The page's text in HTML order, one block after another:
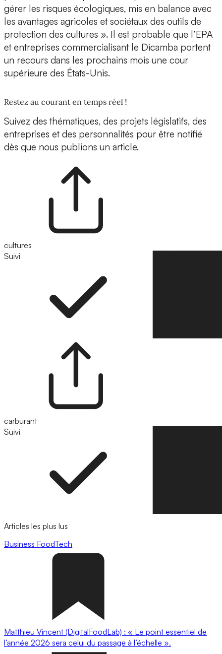
gérer les risques écologiques, mis en balance avec
les avantages agricoles et sociétaux des outils de
protection des cultures ». Il est probable que l’EPA
et entreprises commercialisant le Dicamba portent
un recours dans les prochains mois une cour
supérieure des États-Unis.
Restez au courant en temps réel !
Suivez des thématiques, des projets législatifs, des
entreprises et des personnalités pour être notifié
dès que nous publions un article.
cultures
Suivi
carburant
Suivi
Articles les plus lus
Business FoodTech
Matthieu Vincent (DigitalFoodLab) : « Le point essentiel de
l’année 2026 sera celui du passage à l’échelle ».